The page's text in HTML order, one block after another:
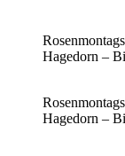
Hagedorn –
Hagedorn –